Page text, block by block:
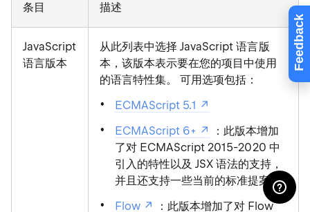
Feedback
条目 描述
JavaScript
语言版本
从此列表中选择 JavaScript 语言版
本，该版本表示要在您的项目中使用
的语言特性集。 可用选项包括：
ECMAScript 5.1
ECMAScript 6+
：此版本增加
了对 ECMAScript 2015-2020 中
引入的特性以及 JSX 语法的支持，
并且还支持一些当前的标准提案。
Flow
：此版本增加了对 Flow